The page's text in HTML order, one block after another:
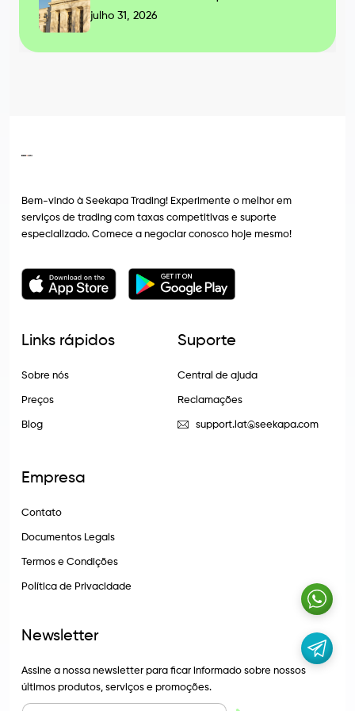
julho 31, 2026
Bem-vindo à Seekapa Trading! Experimente o melhor em
serviços de trading com taxas competitivas e suporte
especializado. Comece a negociar conosco hoje mesmo!
Links rápidos
Sobre nós
Preços
Blog
Suporte
Central de ajuda
Reclamações
support.lat@seekapa.com
Empresa
Contato
Documentos Legais
Termos e Condições
Política de Privacidade
Newsletter
Assine a nossa newsletter para ficar informado sobre nossos
últimos produtos, serviços e promoções.